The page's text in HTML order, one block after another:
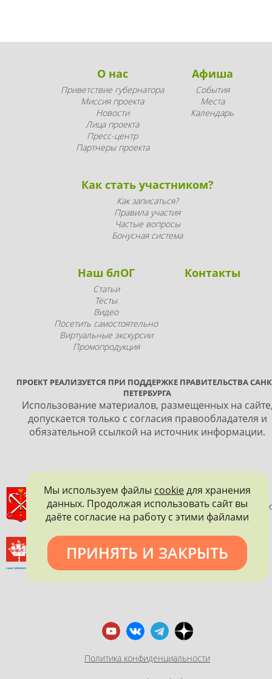
О нас
Приветствие губернатора
Миссия проекта
Новости
Лица проекта
Пресс-центр
Партнеры проекта
Афиша
События
Места
Календарь
Как стать участником?
Как записаться?
Правила участия
Частые вопросы
Бонусная система
Наш блОГ
Статьи
Тесты
Видео
Посетить самостоятельно
Виртуальные экскурсии
Промопродукция
Контакты
ПРОЕКТ РЕАЛИЗУЕТСЯ ПРИ ПОДДЕРЖКЕ ПРАВИТЕЛЬСТВА
ПЕТЕРБУРГА
Использование материалов, размещенных на
допускается только с согласия правообладателя и
обязательной ссылкой на источник информации.
ПРАВИТЕЛЬСТВО САНКТ-ПЕТЕРБУРГА
КОМИТЕТ ПО ГОСУДАРСТВЕННОМУ КОНТРОЛЮ,
И ОХРАНЕ ПАМЯТНИКОВ ИСТОРИИ И КУЛЬТУРЫ
ВСЕРОССИЙСКОЕ ОБЩЕСТВО ОХРАНЫ ПАМЯТНИКОВ
ИСТОРИИ И КУЛЬТУРЫ
Политика конфиденциальности
Мы используем файлы cookieдля хранения
данных. Продолжая использовать сайт вы
даёте согласие на работу с этими файлами
ПРИНЯТЬ И ЗАКРЫТЬ